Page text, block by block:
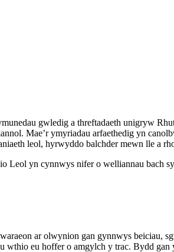
gwledig a threftadaeth unigryw
Mae’r ymyriadau arfaethedig yn
leol, hyrwyddo balchder mewn lle a
yn cynnwys nifer o welliannau bach
ar olwynion gan gynnwys beiciau,
eu hoffer o amgylch y trac. Bydd